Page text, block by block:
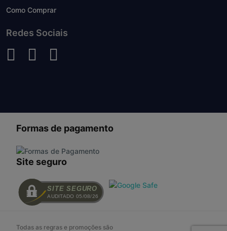
Como Comprar
Redes Sociais
Formas de pagamento
Site seguro
SITE SEGURO
AUDITADO 05/08/26
Todas as regras e promoções são